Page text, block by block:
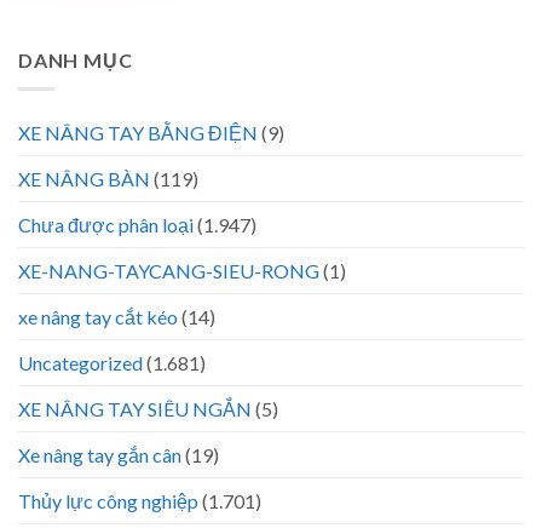
DANH MỤC
XE NÂNG TAY BẰNG ĐIỆN (9)
XE NÂNG BÀN (119)
Chưa được phân loại(1.947)
XE-NANG-TAYCANG-SIEU-RONG(1)
xe nâng tay cắt kéo (14)
Uncategorized(1.681)
XE NÂNG TAY SIÊU NGẮN (5)
Xe nâng tay gắn cân(19)
Thủy lực công nghiệp (1.701)